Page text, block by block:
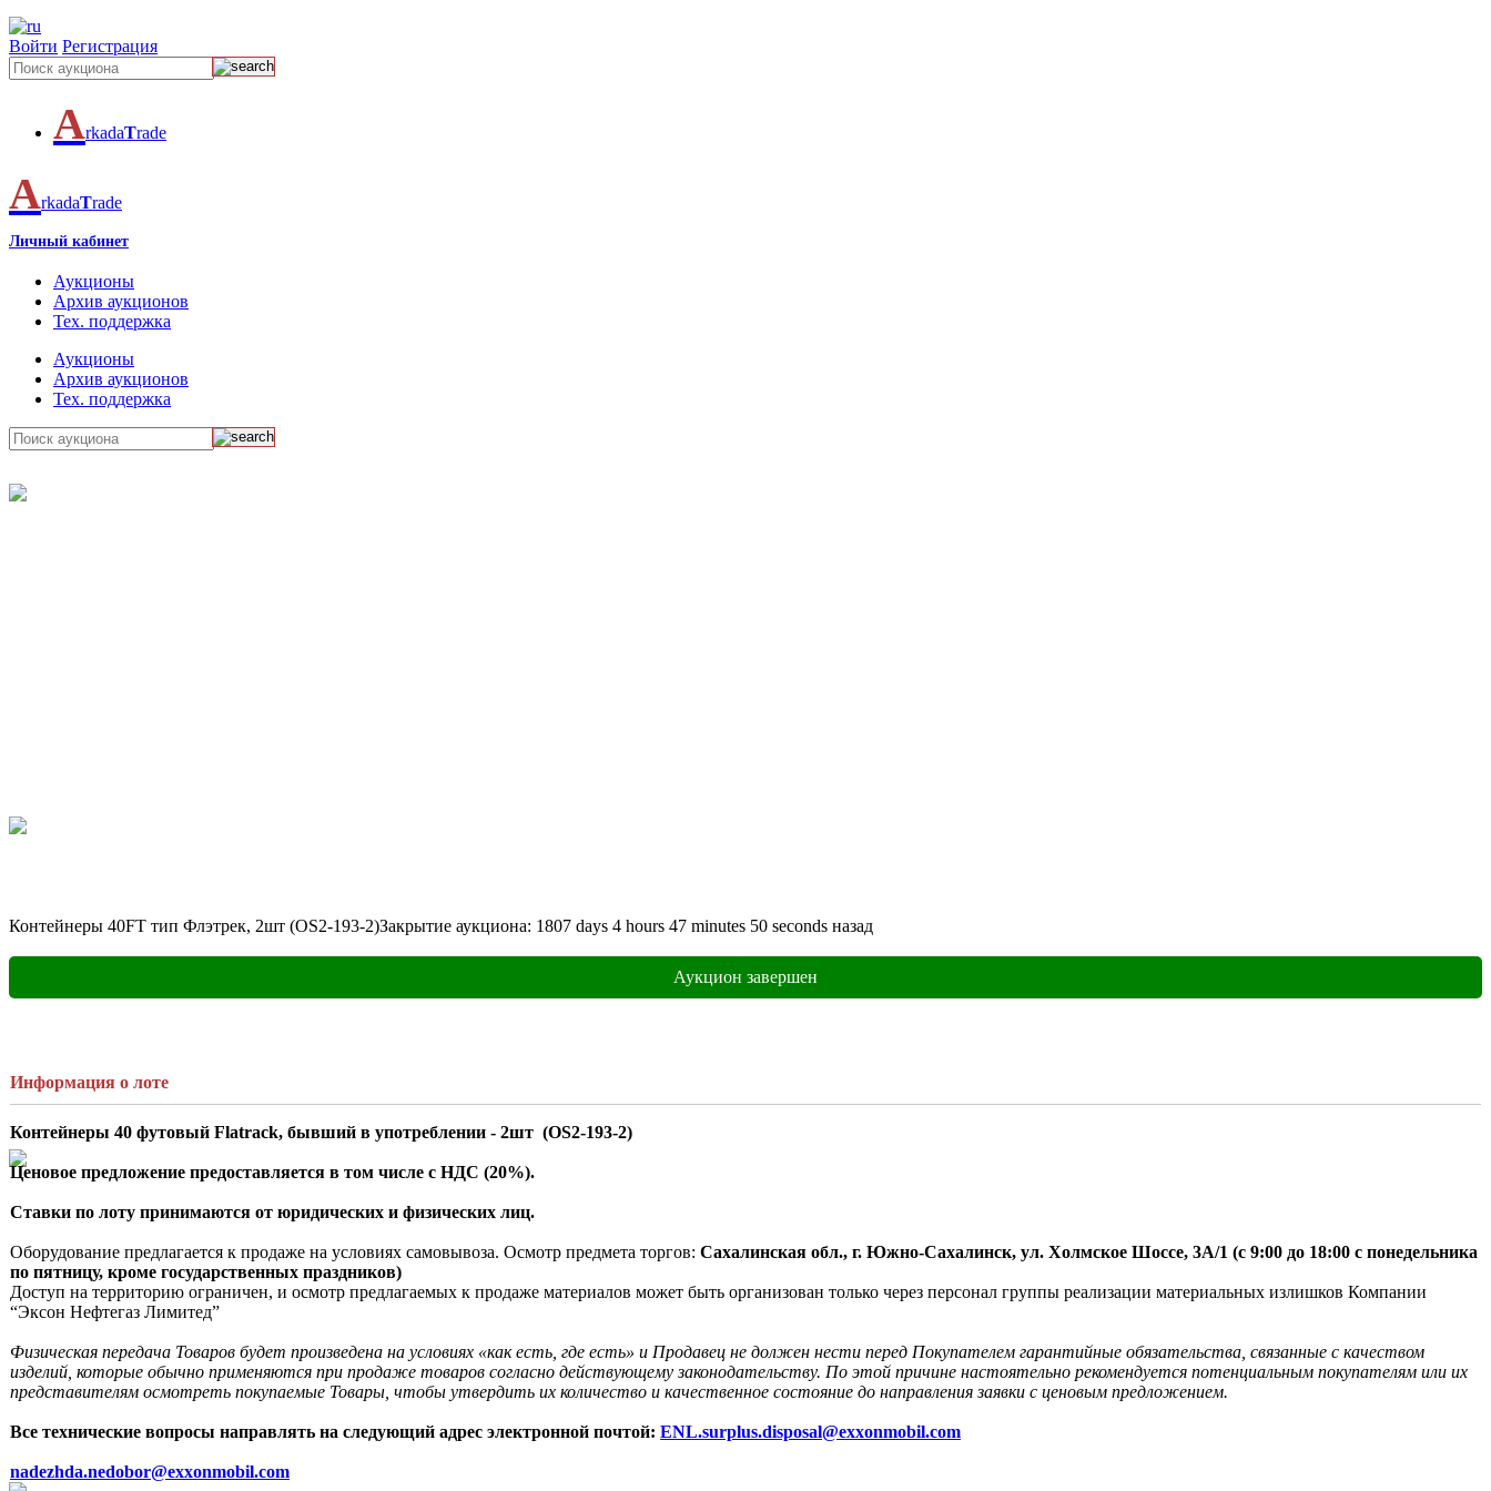
Войти Регистрация
ArkadaTrade
ArkadaTrade
Личный кабинет
Аукционы
Архив аукционов
Тех. поддержка
Аукционы
Архив аукционов
Тех. поддержка
Контейнеры 40FT тип Флэтрек, 2шт (OS2-193-2)Закрытие аукциона: 1807 days 4 hours 47 minutes 50 seconds назад
Аукцион завершен
Информация о лоте
Контейнеры 40 футовый Flatrack, бывший в употреблении - 2шт  (OS2-193-2)
Ценовое предложение предоставляется в том числе с НДС (20%).
Ставки по лоту принимаются от юридических и физических лиц.
Оборудование предлагается к продаже на условиях самовывоза. Осмотр предмета торгов: Сахалинская обл., г. Южно-Сахалинск, ул. Холмское Шоссе, 3A/1 (с 9:00 до 18:00 с понедельника
по пятницу, кроме государственных праздников)
Доступ на территорию ограничен, и осмотр предлагаемых к продаже материалов может быть организован только через персонал группы реализации материальных излишков Компании
“Эксон Нефтегаз Лимитед”
Физическая передача Товаров будет произведена на условиях «как есть, где есть» и Продавец не должен нести перед Покупателем гарантийные обязательства, связанные с качеством
изделий, которые обычно применяются при продаже товаров согласно действующему законодательству. По этой причине настоятельно рекомендуется потенциальным покупателям или их
представителям осмотреть покупаемые Товары, чтобы утвердить их количество и качественное состояние до направления заявки с ценовым предложением.
Все технические вопросы направлять на следующий адрес электронной почтой: ENL.surplus.disposal@exxonmobil.com
nadezhda.nedobor@exxonmobil.com